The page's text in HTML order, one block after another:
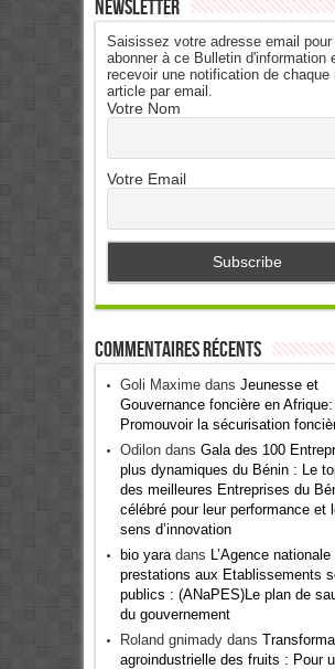
Newsletter
Saisissez votre adresse email pour
abonner à ce Bulletin d'information
recevoir une notification de chaque
article par email.
Votre Nom
Votre Email
Commentaires récents
Goli Maximedans Jeunesse et
Gouvernance foncière en Afrique:
Promouvoir la sécurisation
Odilondans Gala des 100
plus dynamiques du Bénin : Le
des meilleures Entreprises du
célébré pour leur performance et
sens d’innovation
bio yaradans
L’Agence
prestations aux Etablissements
publics : (ANaPES)Le plan de
du gouvernement
Roland gnimadydans
agroindustrielle des fruits : Pour